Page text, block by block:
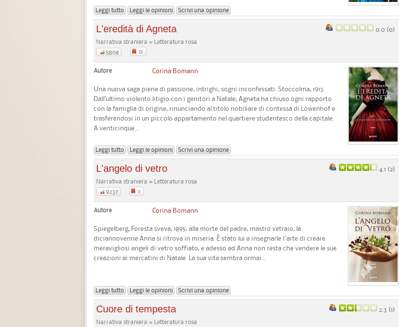
Leggi tutto Leggi le opinioni Scrivi una opinione
0.0 (0)
L'eredità di Agneta
Narrativa straniera » Letteratura rosa
5808
0
Autore Corina Bomann
Una nuova saga piena di passione, intrighi, sogni inconfessati. Stoccolma, 1913.
Dall’ultimo violento litigio con i genitori a Natale, Agneta ha chiuso ogni rapporto
con la famiglia di origine, rinunciando al titolo nobiliare di contessa di Löwenhof e
trasferendosi in un piccolo appartamento nel quartiere studentesco della capitale.
A venticinque...
Leggi tutto Leggi le opinioni Scrivi una opinione
4.1 (2)
L'angelo di vetro
Narrativa straniera » Letteratura rosa
9237
1
Autore Corina Bomann
Spiegelberg, Foresta sveva, 1895: alla morte del padre, mastro vetraio, la
diciannovenne Anna si ritrova in miseria. È stato lui a insegnarle l'arte di creare
meravigliosi angeli di vetro soffiato, e adesso ad Anna non resta che vendere le sue
creazioni ai mercatini di Natale. La sua vita sembra ormai...
Leggi tutto Leggi le opinioni Scrivi una opinione
2.3 (1)
Cuore di tempesta
Narrativa straniera » Letteratura rosa